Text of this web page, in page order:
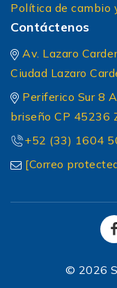
Política de cambio
Contáctenos
Av. Lazaro
Ciudad Lazaro
Periferico Sur 8
briseño CP 45236
+52 (33) 1604
[Correo
© 2026